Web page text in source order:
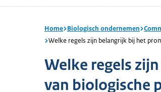
Home Biologisch ondernemen
Welke regels zijn belangrijk bij het
Welke regels
van biologische